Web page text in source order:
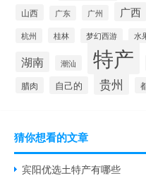
山西 广东 广州 广西
杭州 桂林 梦幻西游 水
湖南 潮汕 特产
腊肉 自己的 贵州
猜你想看的文章
宾阳优选土特产有哪些